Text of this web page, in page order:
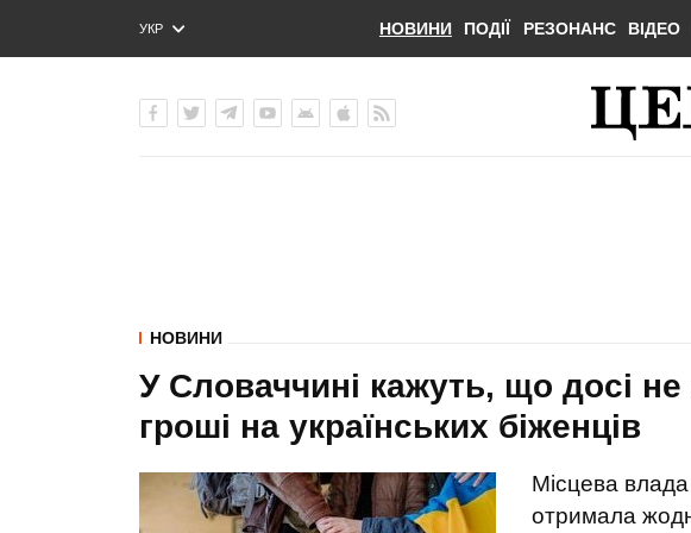
УКР
ENG
НОВИНИ ПОДІЇ РЕЗОНАНС ВІДЕО
НОВИНИ
У Словаччині кажуть, що досі
гроші на українських біженців
Місцева
отримала